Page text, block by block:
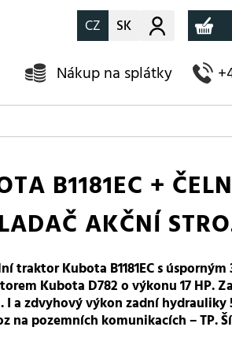
CZ SK Můj účet
Nákup na splátky
B1181EC +
AKČNÍ
traktor Kubota B1181EC s
Kubota D782 o výkonu 17 HP.
I a zdvyhový výkon zadní hydrauliky
na pozemních komunikacích – TP.